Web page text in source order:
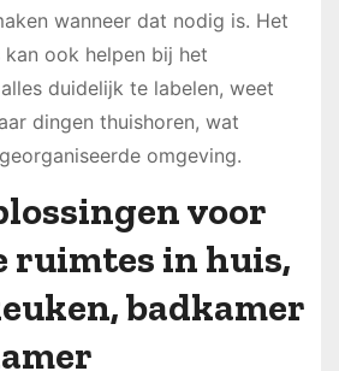
wanneer dat nodig is. Het
ook helpen bij het
duidelijk te labelen, weet
dingen thuishoren, wat
omgeving.
voor
ruimtes in huis,
badkamer